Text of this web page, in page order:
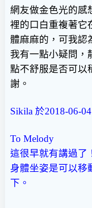
網友做金色光的感
裡的口白重複著它
體麻麻的，可我認
我有一點小疑問，
點不舒服是否可以
謝。
Sikila 於2018-06-
To Melody
這很早就有講過了
身體坐姿是可以移
下。